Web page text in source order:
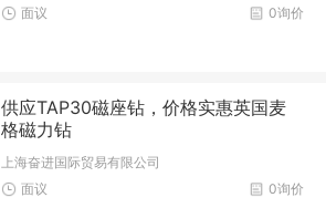
0询价
面议
供应TAP30磁座钻，价格实惠英国麦
格磁力钻
上海奋进国际贸易有限公司
0询价
面议